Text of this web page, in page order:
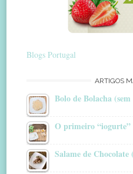
Blogs Portugal
ARTIGOS
Bolo de Bolacha
O primeiro “iogurte”
Salame de Chocolate